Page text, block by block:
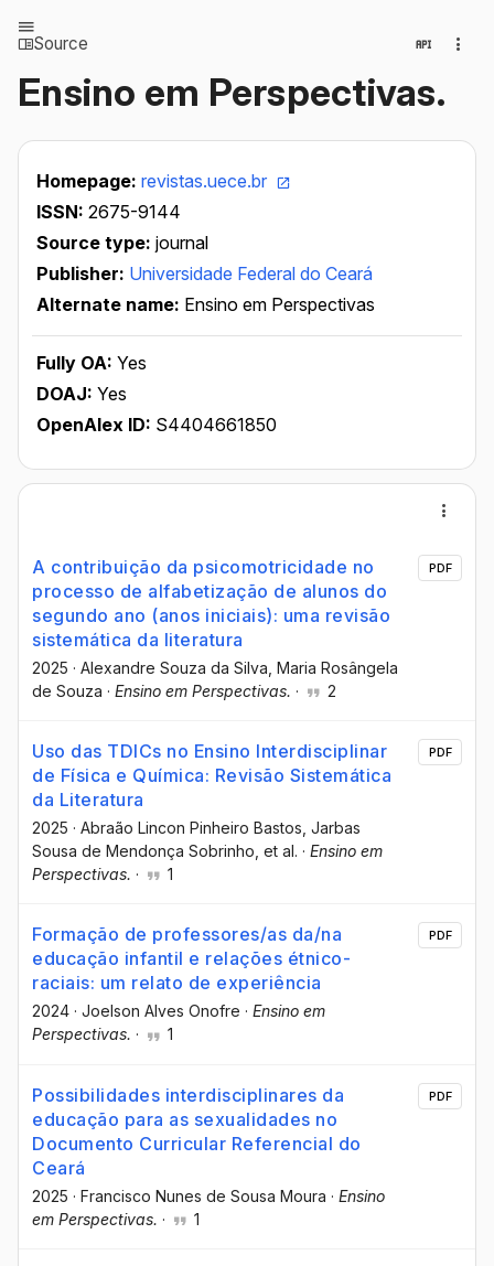
Source
Ensino em Perspectivas.
Homepage: revistas.uece.br
ISSN: 2675-9144
Source type: journal
Publisher: Universidade Federal do Ceará
Alternate name: Ensino em Perspectivas
Fully OA: Yes
DOAJ: Yes
OpenAlex ID: S4404661850
A contribuição da psicomotricidade no
processo de alfabetização de alunos do
segundo ano (anos iniciais): uma revisão
sistemática da literatura
2025 · Alexandre Souza da Silva , Maria Rosângela
de Souza · Ensino em Perspectivas. · 2
PDF
Uso das TDICs no Ensino Interdisciplinar
de Física e Química: Revisão Sistemática
da Literatura
2025 · Abraão Lincon Pinheiro Bastos , Jarbas
Sousa de Mendonça Sobrinho , et al. · Ensino em
Perspectivas. · 1
PDF
Formação de professores/as da/na
educação infantil e relações étnico-
raciais: um relato de experiência
2024 · Joelson Alves Onofre · Ensino em
Perspectivas. · 1
PDF
Possibilidades interdisciplinares da
educação para as sexualidades no
Documento Curricular Referencial do
Ceará
2025 · Francisco Nunes de Sousa Moura · Ensino
em Perspectivas. · 1
PDF